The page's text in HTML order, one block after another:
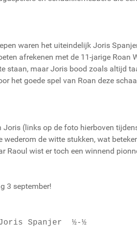
waren het uiteindelijk Joris
afrekenen met de 11-jarige
staan, maar Joris bood zoals altijd
het goede spel van Roan deze
Joris (links op de foto hierboven
wederom de witte stukken, wat
Raoul wist er toch een winnend
3 september!
Spanjer ½-½